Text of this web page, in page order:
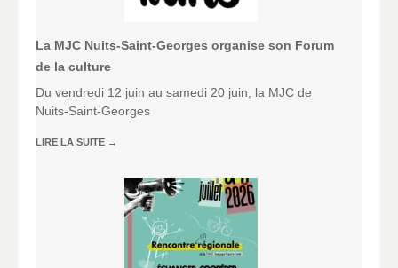
La MJC Nuits-Saint-Georges organise son Forum
de la culture
Du vendredi 12 juin au samedi 20 juin, la MJC de
Nuits-Saint-Georges
LIRE LA SUITE →